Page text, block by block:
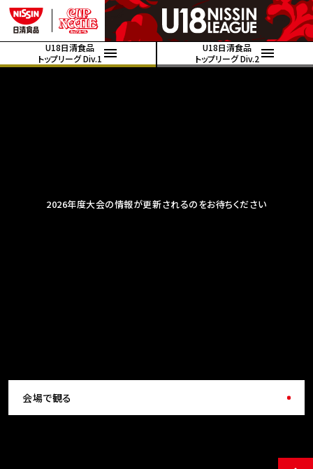
U18日清食品
トップリーグ Div.1
U18日清食品
トップリーグ Div.2
2026年度大会の情報が更新されるのをお待ちください
会場で観る